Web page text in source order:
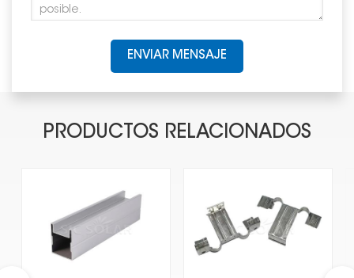
ENVIAR MENSAJE
PRODUCTOS RELACIONADOS